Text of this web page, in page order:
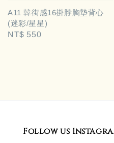
A11 韓街感16掛脖胸墊背心
(迷彩/星星)
Regular
NT$ 550
Follow us